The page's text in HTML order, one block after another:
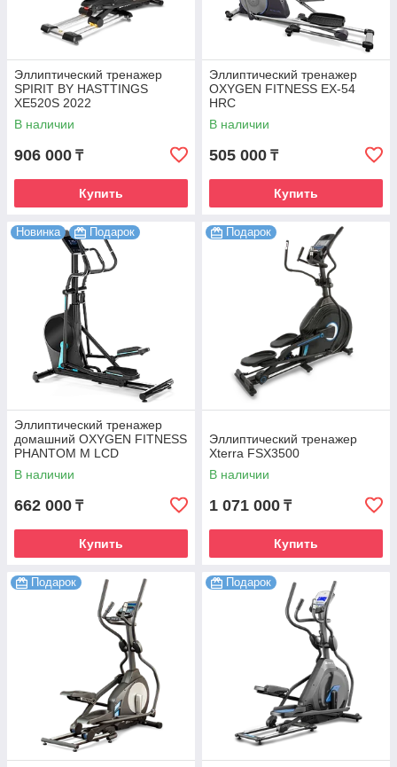
Эллиптический тренажер
SPIRIT BY HASTTINGS
XE520S 2022
В наличии
906 000 ₸
Купить
Эллиптический тренажер
OXYGEN FITNESS EX-54
HRC
В наличии
505 000 ₸
Купить
Новинка Подарок
Эллиптический тренажер
домашний OXYGEN FITNESS
PHANTOM M LCD
В наличии
662 000 ₸
Купить
Подарок
Эллиптический тренажер
Xterra FSX3500
В наличии
1 071 000 ₸
Купить
Подарок Подарок